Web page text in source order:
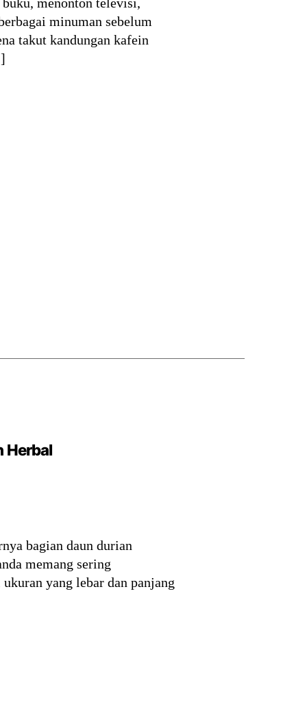
minuman sebelum
takut kandungan kafein
Herbal
bagian daun durian
memang sering
yang lebar dan panjang